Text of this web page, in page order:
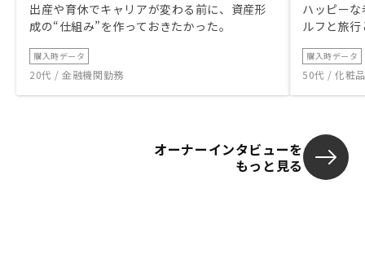
家賃相場、再販価格予測などの情報を定期
的に更新、提供頂けると助かります。買取
提案など出口のサポートを期待します。
出産や育休でキャリアが変わる前に、資産形
成の“仕組み”を作っておきたかった。
購入時データ
20代 / 金融機関勤務
ハッピー
ルフと旅
購入時データ
50代 / 化粧
オーナーインタビューを
もっと見る